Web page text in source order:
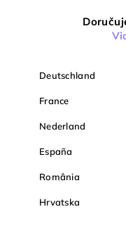
Deutschland
France
Nederland
España
România
Hrvatska